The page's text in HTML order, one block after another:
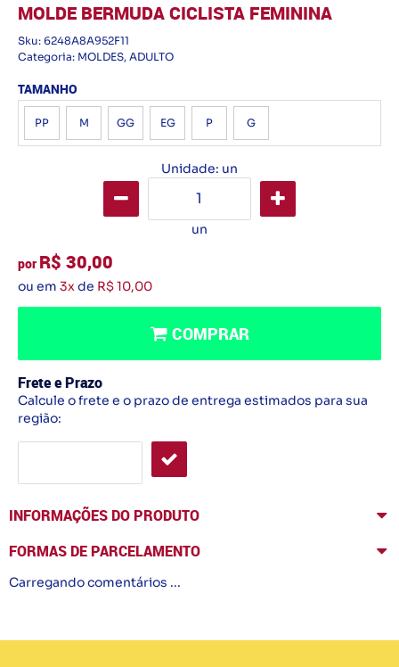
MOLDE BERMUDA CICLISTA FEMININA
Sku: 6248A8A952F11
Categoria: MOLDES, ADULTO
TAMANHO
PP M GG EG P G
Unidade: un
un
por R$ 30,00
ou em 3xde R$ 10,00
COMPRAR
Frete e Prazo
Calcule o frete e o prazo de entrega estimados para sua
região:
INFORMAÇÕES DO PRODUTO
FORMAS DE PARCELAMENTO
Carregando comentários ...